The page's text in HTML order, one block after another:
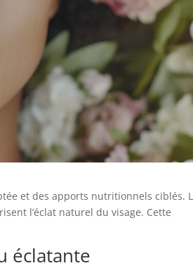
et des apports nutritionnels ciblés.
l’éclat naturel du visage. Cette
éclatante